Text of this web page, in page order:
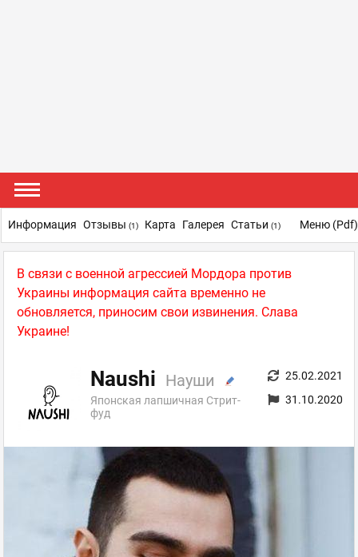
В связи с военной агрессией Мордора против
Украины информация сайта временно не
обновляется, приносим свои извинения. Слава
Украине!
Naushi Науши
Японская лапшичная Стрит-
фуд
25.02.2021
31.10.2020
Информация Отзывы (1) Карта Галерея Статьи (1) Меню